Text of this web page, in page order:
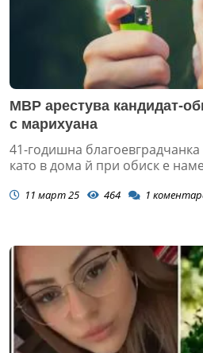
МВР арестува кандидат-
с марихуана
41-годишна
като в дома й при обиск е
11 март 25 464 1